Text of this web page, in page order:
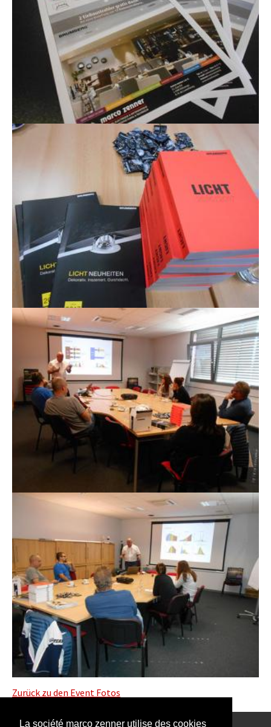
La société marco zenner utilise des cookies
Zurück zu den Event Fotos